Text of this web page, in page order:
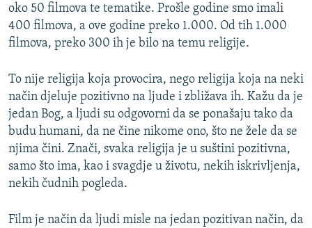
oko 50 filmova te tematike. Prošle godine smo imali
400 filmova, a ove godine preko 1.000. Od tih 1.000
filmova, preko 300 ih je bilo na temu religije.
To nije religija koja provocira, nego religija koja na neki
način djeluje pozitivno na ljude i zbližava ih. Kažu da je
jedan Bog, a ljudi su odgovorni da se ponašaju tako da
budu humani, da ne čine nikome ono, što ne žele da se
njima čini. Znači, svaka religija je u suštini pozitivna,
samo što ima, kao i svagdje u životu, nekih iskrivljenja,
nekih čudnih pogleda.
Film je način da ljudi misle na jedan pozitivan način, da